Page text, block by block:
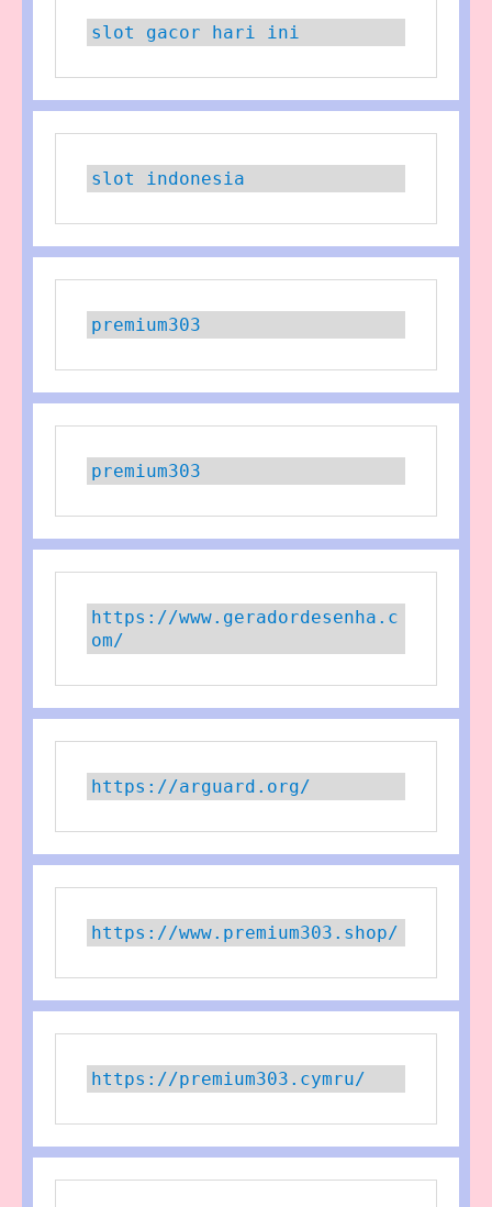
slot gacor hari ini
slot indonesia
premium303
premium303
https://www.geradordesenha.c
om/
https://arguard.org/
https://www.premium303.shop/
https://premium303.cymru/